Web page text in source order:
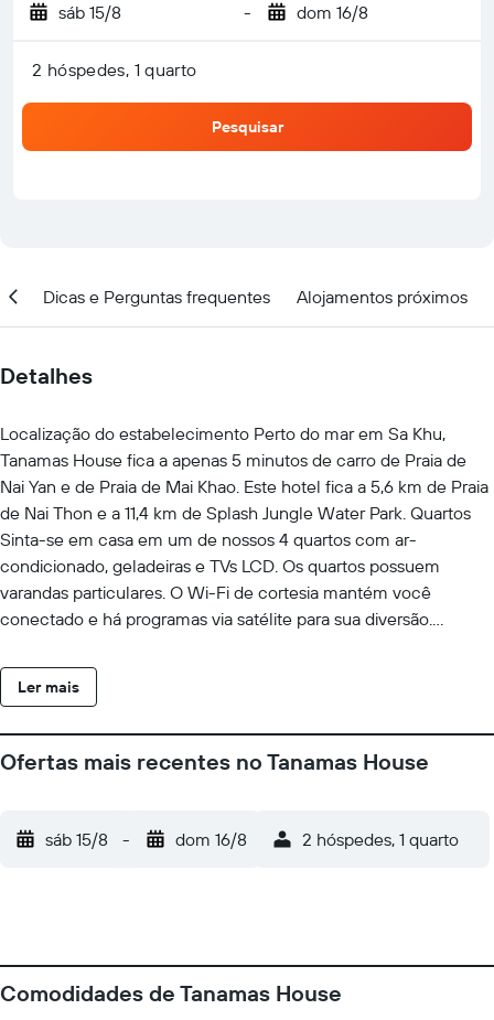
sáb 15/8 - dom 16/8
2 hóspedes, 1 quarto
Pesquisar
Dicas e Perguntas frequentes Alojamentos próximos
Detalhes
Localização do estabelecimento Perto do mar em Sa Khu,
Tanamas House fica a apenas 5 minutos de carro de Praia de
Nai Yan e de Praia de Mai Khao. Este hotel fica a 5,6 km de Praia
de Nai Thon e a 11,4 km de Splash Jungle Water Park. Quartos
Sinta-se em casa em um de nossos 4 quartos com ar-
condicionado, geladeiras e TVs LCD. Os quartos possuem
varandas particulares. O Wi-Fi de cortesia mantém você
conectado e há programas via satélite para sua diversão.
de cortesia e secadores de cabelo. Comodidades Aprecie a
vista em um terraço e um jardim e desfrute de comodidades
fica fácil passar um dia no sol e na água.
Ler mais
Ofertas mais recentes no Tanamas House
sáb 15/8 - dom 16/8 2 hóspedes, 1 quarto
Comodidades de Tanamas House